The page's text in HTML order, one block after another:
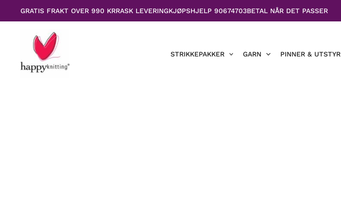
GRATIS FRAKT OVER 990 KRRASK LEVERINGKJØPSHJELP 90674703BETAL NÅR DET PASSER
STRIKKEPAKKER GARN PINNER & UTSTYR